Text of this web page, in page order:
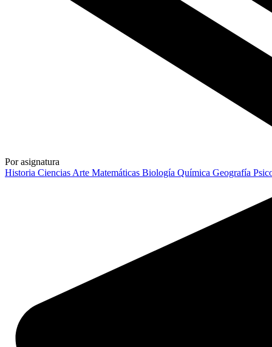
Por asignatura
Historia Ciencias Arte Matemáticas Biología Química Geografía